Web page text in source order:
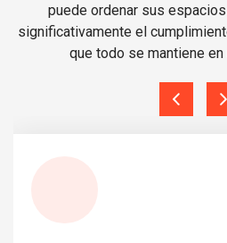
puede ordenar sus
significativamente el
que todo se mantiene